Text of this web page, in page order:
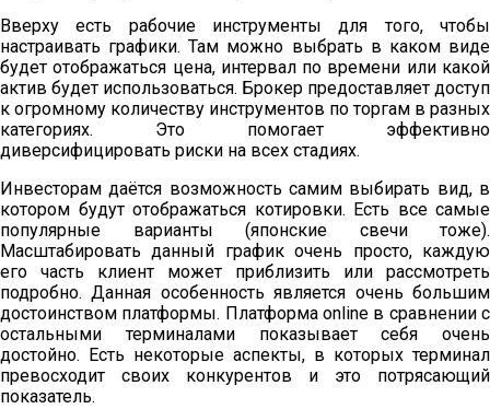
Вверху есть рабочие инструменты для того, чтобы
настраивать графики. Там можно выбрать в каком виде
будет отображаться цена, интервал по времени или какой
актив будет использоваться. Брокер предоставляет доступ
к огромному количеству инструментов по торгам в разных
категориях. Это помогает эффективно
диверсифицировать риски на всех стадиях.
Инвесторам даётся возможность самим выбирать вид, в
котором будут отображаться котировки. Есть все самые
популярные варианты (японские свечи тоже).
Масштабировать данный график очень просто, каждую
его часть клиент может приблизить или рассмотреть
подробно. Данная особенность является очень большим
достоинством платформы. Платформа online в сравнении с
остальными терминалами показывает себя очень
достойно. Есть некоторые аспекты, в которых терминал
превосходит своих конкурентов и это потрясающий
показатель.